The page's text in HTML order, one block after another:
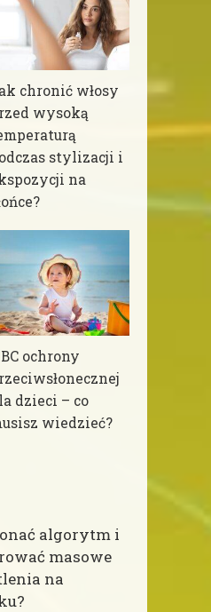
chronić włosy
wysoką
stylizacji i
na
ochrony
dzieci – co
wiedzieć?
algorytm i
masowe
na